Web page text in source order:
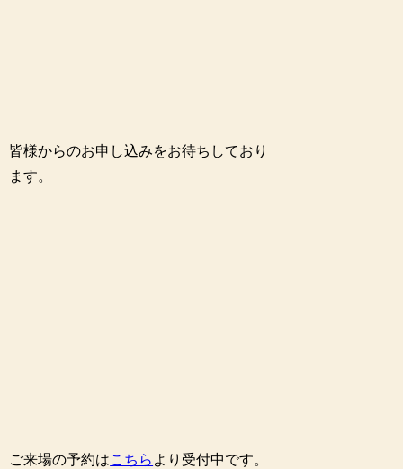
皆様からのお申し込みをお待ちしており
ます。
ご来場の予約はこちら より受付中です。